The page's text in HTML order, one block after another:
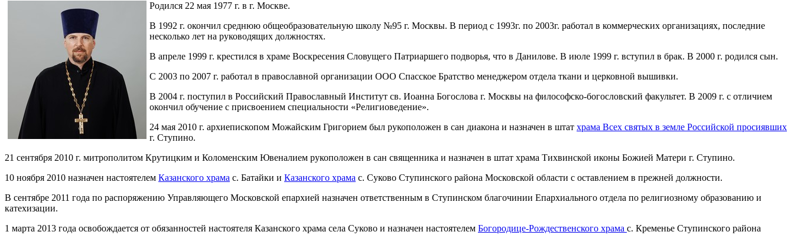
Родился 22 мая 1977 г. в г. Москве.
В 1992 г. окончил среднюю общеобразовательную школу №95 г. Москвы. В период с 1993г. по 2003г. работал в коммерческих организациях, последние
несколько лет на руководящих должностях.
В апреле 1999 г. крестился в храме Воскресения Словущего Патриаршего подворья, что в Данилове. В июле 1999 г. вступил в брак. В 2000 г. родился сын.
С 2003 по 2007 г. работал в православной организации ООО Спасское Братство менеджером отдела ткани и церковной вышивки.
В 2004 г. поступил в Российский Православный Институт св. Иоанна Богослова г. Москвы на философско-богословский факультет. В 2009 г. с отличием
окончил обучение с присвоением специальности «Религиоведение».
24 мая 2010 г. архиепископом Можайским Григорием был рукоположен в сан диакона и назначен в штат храма Всех святых в земле Российской просиявших
г. Ступино.
21 сентября 2010 г. митрополитом Крутицким и Коломенским Ювеналием рукоположен в сан священника и назначен в штат храма Тихвинской иконы Божией Матери г. Ступино.
10 ноября 2010 назначен настоятелем Казанского храма с. Батайки и Казанского храма с. Суково Ступинского района Московской области с оставлением в прежней должности.
В сентябре 2011 года по распоряжению Управляющего Московской епархией назначен ответственным в Ступинском благочинии Епархиального отдела по религиозному образованию и
катехизации.
1 марта 2013 года освобождается от обязанностей настоятеля Казанского храма села Суково и назначен настоятелем Богородице-Рождественского храма с. Кременье Ступинского района